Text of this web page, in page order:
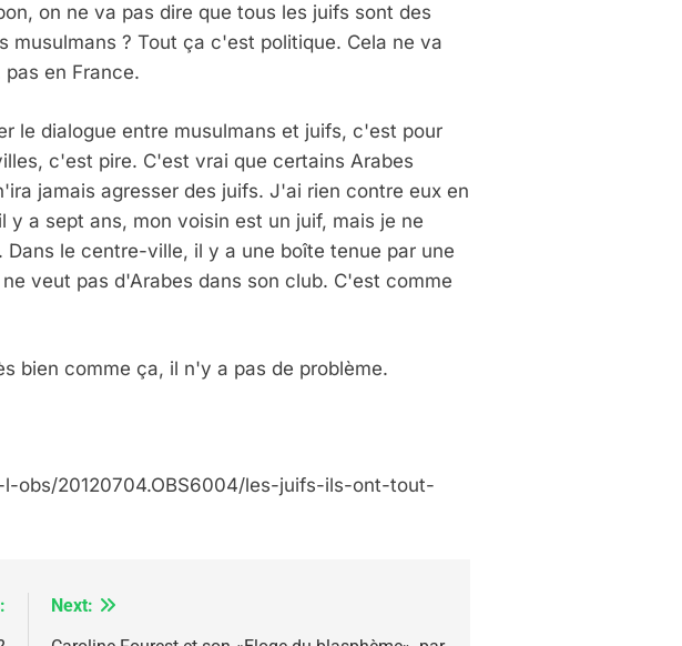
on ne va pas dire que tous les juifs sont des
musulmans ? Tout ça c'est politique. Cela ne va
en France.
le dialogue entre musulmans et juifs, c'est pour
c'est pire. C'est vrai que certains Arabes
jamais agresser des juifs. J'ai rien contre eux en
a sept ans, mon voisin est un juif, mais je ne
le centre-ville, il y a une boîte tenue par une
veut pas d'Arabes dans son club. C'est comme
bien comme ça, il n'y a pas de problème.
obs/20120704.OBS6004/les-juifs-ils-ont-tout-
Next:
Selon Le Rapport D’ADL Contre L’antisémitisme
: POURQUOI JE REVENDIQUE MA JUDAÏTE Par Thérèse Zrihen-